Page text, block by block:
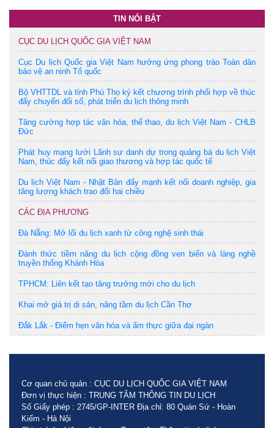
TIN NỔI BẬT
CỤC DU LỊCH QUỐC GIA VIỆT NAM
Cục Du lịch Quốc gia Việt Nam hưởng ứng phong trào Toàn dân
bảo vệ an ninh Tổ quốc
Bộ VHTTDL và tỉnh Phú Thọ ký kết chương trình phối hợp về thúc
đẩy chuyển đổi số, phát triển du lịch thông minh
Tăng cường hợp tác văn hóa, thể thao, du lịch Việt Nam - CHLB
Đức
Phát huy mạng lưới Lãnh sự danh dự trong quảng bá du lịch Việt
Nam, thúc đẩy kết nối giao thương và hợp tác quốc tế
Du lịch Việt Nam - Nhật Bản đẩy mạnh kết nối doanh nghiệp, gia
tăng lượng khách trao đổi hai chiều
CÁC ĐỊA PHƯƠNG
Đà Nẵng: Mở lối du lịch xanh từ công nghệ sinh thái
Đánh thức tiềm năng du lịch cộng đồng ven biển và làng nghề
truyền thống Khánh Hòa
TPHCM: Liên kết tạo tăng trưởng mới cho du lịch
Khai mở giá trị di sản, nâng tầm du lịch Cần Thơ
Đắk Lắk - Điểm hẹn văn hóa và ẩm thực giữa đại ngàn
Cơ quan chủ quản : CỤC DU LỊCH QUỐC GIA VIỆT NAM
Đơn vị thực hiện : TRUNG TÂM THÔNG TIN DU LỊCH
Số Giấy phép : 2745/GP-INTER Địa chỉ: 80 Quán Sứ - Hoàn
Kiếm - Hà Nội